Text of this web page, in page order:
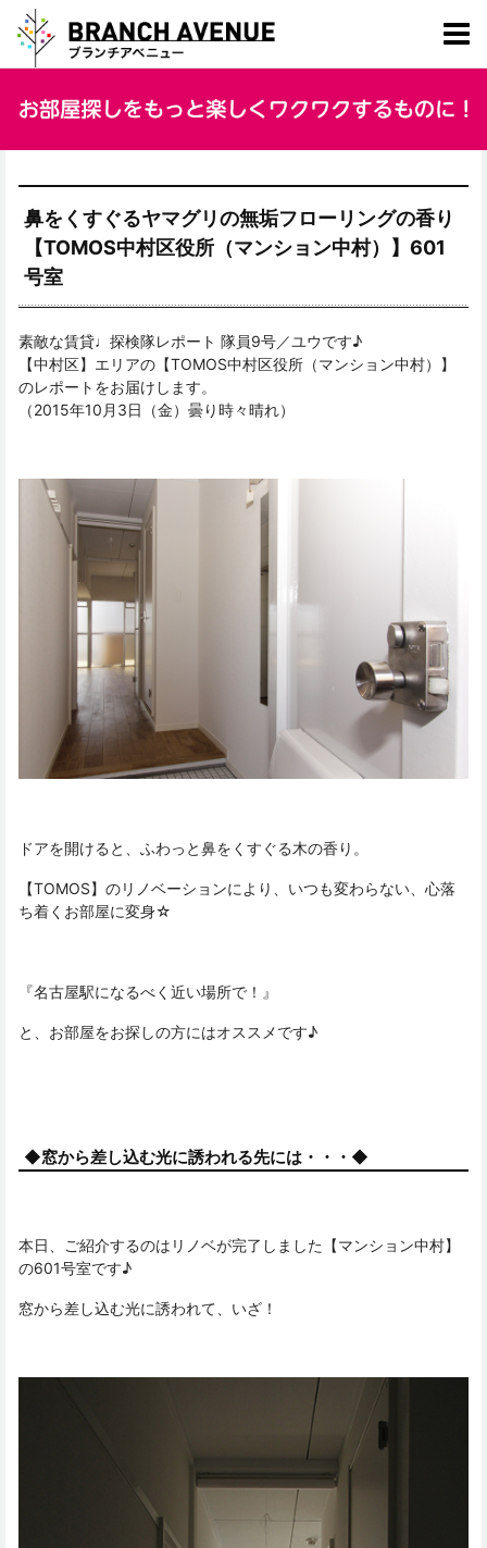
鼻をくすぐるヤマグリの無垢フローリングの香り
【TOMOS中村区役所（マンション中村）】601
号室
素敵な賃貸♩探検隊レポート 隊員9号／ユウです♪
【中村区】エリアの【TOMOS中村区役所（マンション中村）】
のレポートをお届けします。
（2015年10月3日（金）曇り時々晴れ）
ドアを開けると、ふわっと鼻をくすぐる木の香り。
【TOMOS】のリノベーションにより、いつも変わらない、心落
ち着くお部屋に変身☆
『名古屋駅になるべく近い場所で！』
と、お部屋をお探しの方にはオススメです♪
◆窓から差し込む光に誘われる先には・・・◆
本日、ご紹介するのはリノベが完了しました【マンション中村】
の601号室です♪
窓から差し込む光に誘われて、いざ！